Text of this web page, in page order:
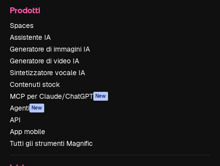
Prodotti
Spaces
Assistente IA
Generatore di immagini IA
Generatore di video IA
Sintetizzatore vocale IA
Contenuti stock
MCP per Claude/ChatGPT New
Agenti New
API
App mobile
Tutti gli strumenti Magnific